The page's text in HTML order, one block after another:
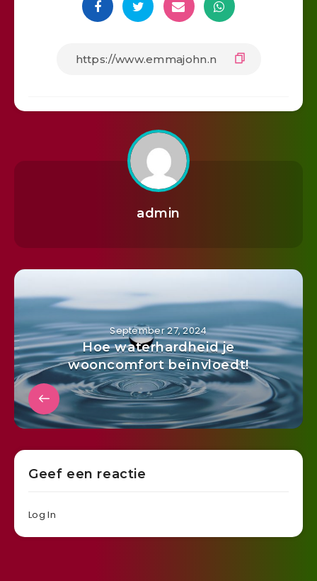
admin
September 27, 2024
Hoe waterhardheid je
wooncomfort beïnvloedt!
Geef een reactie
Log In